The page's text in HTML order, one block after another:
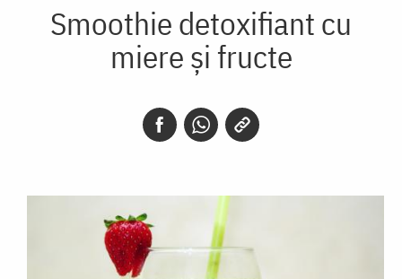
Smoothie detoxifiant cu
miere și fructe